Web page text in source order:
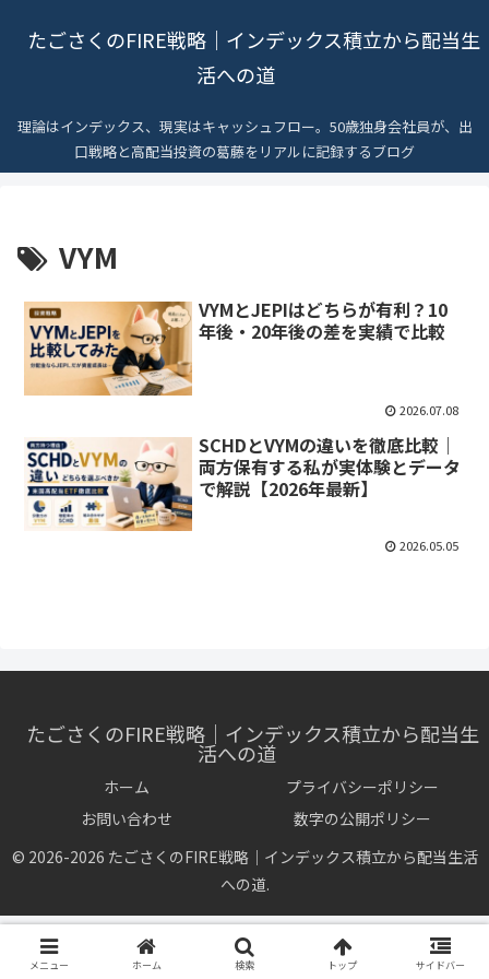
たごさくのFIRE戦略｜インデックス積立から配当生
活への道
理論はインデックス、現実はキャッシュフロー。50歳独身会社員が、出
口戦略と高配当投資の葛藤をリアルに記録するブログ
VYM
VYMとJEPIはどちらが有利？10
年後・20年後の差を実績で比較
2026.07.08
SCHDとVYMの違いを徹底比較｜
両方保有する私が実体験とデータ
で解説【2026年最新】
2026.05.05
たごさくのFIRE戦略｜インデックス積立から配当生
活への道
ホーム
プライバシーポリシー
お問い合わせ
数字の公開ポリシー
© 2026-2026 たごさくのFIRE戦略｜インデックス積立から配当生活
への道.
メニュー ホーム 検索 トップ サイドバー